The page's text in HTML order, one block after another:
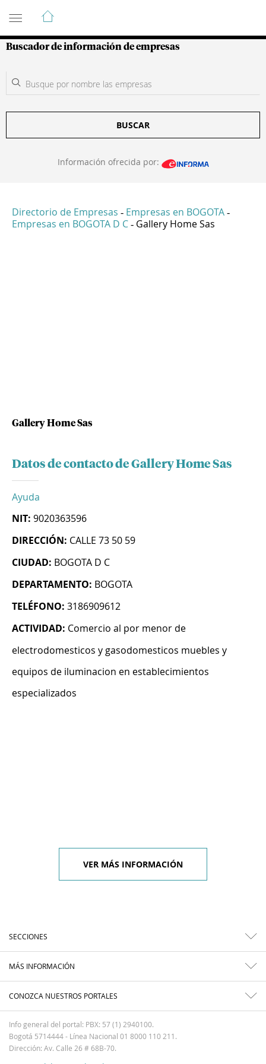
Guía de Empresas Colombianas
Buscador de información de empresas
BUSCAR
Información ofrecida por:
Directorio de Empresas - Empresas en BOGOTA -
Empresas en BOGOTA D C - Gallery Home Sas
Gallery Home Sas
Datos de contacto de Gallery Home Sas
Ayuda
NIT: 9020363596
DIRECCIÓN: CALLE 73 50 59
CIUDAD: BOGOTA D C
DEPARTAMENTO: BOGOTA
TELÉFONO: 3186909612
ACTIVIDAD: Comercio al por menor de
electrodomesticos y gasodomesticos muebles y
equipos de iluminacion en establecimientos
especializados
VER MÁS INFORMACIÓN
SECCIONES
MÁS INFORMACIÓN
CONOZCA NUESTROS PORTALES
Info general del portal: PBX: 57 (1) 2940100.
Bogotá 5714444 - Línea Nacional 01 8000 110 211.
Dirección: Av. Calle 26 # 68B-70.